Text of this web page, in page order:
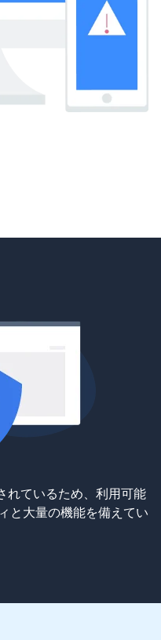
ているため、利用可能
と大量の機能を備えてい